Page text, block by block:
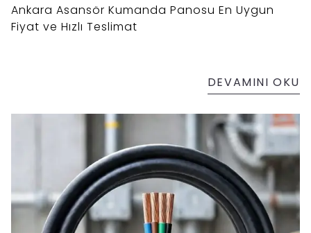
Ankara Asansör Kumanda Panosu En Uygun
Fiyat ve Hızlı Teslimat
DEVAMINI OKU